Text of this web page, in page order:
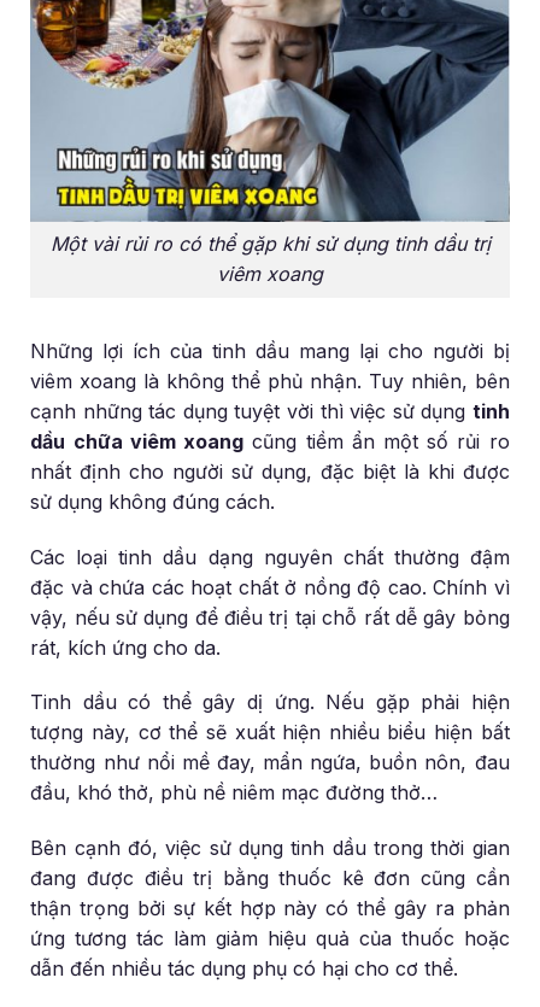
Một vài rủi ro có thể gặp khi sử dụng tinh dầu trị
viêm xoang
Những lợi ích của tinh dầu mang lại cho người bị
viêm xoang là không thể phủ nhận. Tuy nhiên, bên
cạnh những tác dụng tuyệt vời thì việc sử dụng tinh
dầu chữa viêm xoang cũng tiềm ẩn một số rủi ro
nhất định cho người sử dụng, đặc biệt là khi được
sử dụng không đúng cách.
Các loại tinh dầu dạng nguyên chất thường đậm
đặc và chứa các hoạt chất ở nồng độ cao. Chính vì
vậy, nếu sử dụng để điều trị tại chỗ rất dễ gây bỏng
rát, kích ứng cho da.
Tinh dầu có thể gây dị ứng. Nếu gặp phải hiện
tượng này, cơ thể sẽ xuất hiện nhiều biểu hiện bất
thường như nổi mề đay, mẩn ngứa, buồn nôn, đau
đầu, khó thở, phù nề niêm mạc đường thở…
Bên cạnh đó, việc sử dụng tinh dầu trong thời gian
đang được điều trị bằng thuốc kê đơn cũng cần
thận trọng bởi sự kết hợp này có thể gây ra phản
ứng tương tác làm giảm hiệu quả của thuốc hoặc
dẫn đến nhiều tác dụng phụ có hại cho cơ thể.